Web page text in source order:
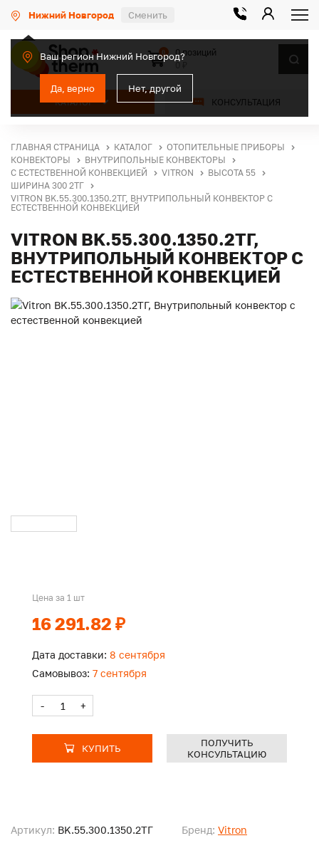
Нижний Новгород Сменить
Ваш регион Нижний Новгород?
Да, верно Нет, другой
КАТАЛОГ КОНСУЛЬТАЦИЯ
0
0 позиций
ГЛАВНАЯ СТРАНИЦА КАТАЛОГ
ОТОПИТЕЛЬНЫЕ ПРИБОРЫ
КОНВЕКТОРЫ
ВНУТРИПОЛЬНЫЕ КОНВЕКТОРЫ
С ЕСТЕСТВЕННОЙ КОНВЕКЦИЕЙ
VITRON
ВЫСОТА 55
ШИРИНА 300 2ТГ
VITRON BK.55.300.1350.2ТГ, ВНУТРИПОЛЬНЫЙ КОНВЕКТОР С
ЕСТЕСТВЕННОЙ КОНВЕКЦИЕЙ
VITRON BK.55.300.1350.2ТГ,
ВНУТРИПОЛЬНЫЙ КОНВЕКТОР С
ЕСТЕСТВЕННОЙ КОНВЕКЦИЕЙ
Артикул: BK.55.300.1350.2ТГ Бренд: Vitron
Цена за 1 шт
16 291.82 ₽
Дата доставки: 8 сентября
Самовывоз: 7 сентября
- +
КУПИТЬ
ПОЛУЧИТЬ
КОНСУЛЬТАЦИЮ